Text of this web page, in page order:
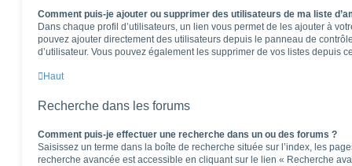
Comment puis-je ajouter ou supprimer des utilisateurs de ma liste
Dans chaque profil d’utilisateurs, un lien vous permet de les ajouter à
pouvez ajouter directement des utilisateurs depuis le panneau de
d’utilisateur. Vous pouvez également les supprimer de vos listes depuis
Haut
Recherche dans les forums
Comment puis-je effectuer une recherche dans un ou des forums ?
Saisissez un terme dans la boîte de recherche située sur l’index, les
recherche avancée est accessible en cliquant sur le lien « Recherche